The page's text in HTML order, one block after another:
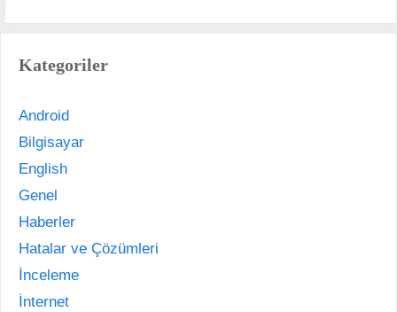
Kategoriler
Android
Bilgisayar
English
Genel
Haberler
Hatalar ve Çözümleri
İnceleme
İnternet